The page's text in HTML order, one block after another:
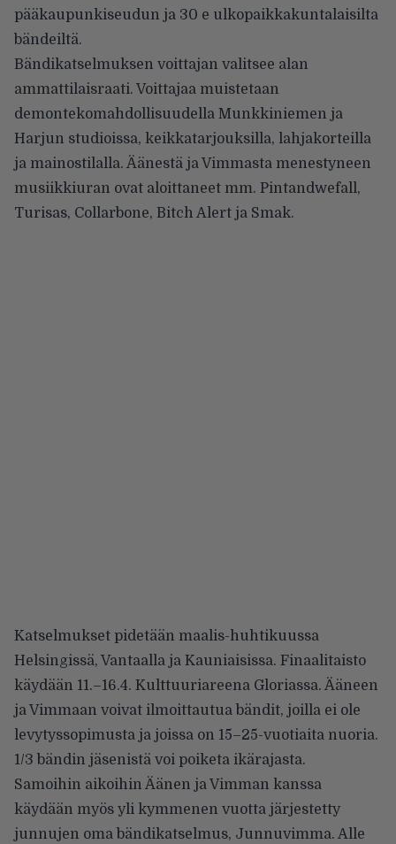
pääkaupunkiseudun ja 30 e ulkopaikkakuntalaisilta
bändeiltä.
Bändikatselmuksen voittajan valitsee alan
ammattilaisraati. Voittajaa muistetaan
demontekomahdollisuudella Munkkiniemen ja
Harjun studioissa, keikkatarjouksilla, lahjakorteilla
ja mainostilalla. Äänestä ja Vimmasta menestyneen
musiikkiuran ovat aloittaneet mm. Pintandwefall,
Turisas, Collarbone, Bitch Alert ja Smak.
Katselmukset pidetään maalis-huhtikuussa
Helsingissä, Vantaalla ja Kauniaisissa. Finaalitaisto
käydään 11.–16.4. Kulttuuriareena Gloriassa. Ääneen
ja Vimmaan voivat ilmoittautua bändit, joilla ei ole
levytyssopimusta ja joissa on 15–25-vuotiaita nuoria.
1/3 bändin jäsenistä voi poiketa ikärajasta.
Samoihin aikoihin Äänen ja Vimman kanssa
käydään myös yli kymmenen vuotta järjestetty
junnujen oma bändikatselmus, Junnuvimma. Alle